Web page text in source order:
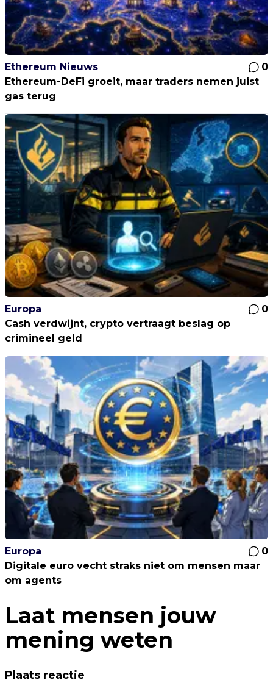
Ethereum Nieuws
0
Ethereum-DeFi groeit, maar traders nemen juist
gas terug
Europa
0
Cash verdwijnt, crypto vertraagt beslag op
crimineel geld
Europa
0
Digitale euro vecht straks niet om mensen maar
om agents
Laat mensen jouw
mening weten
Plaats reactie